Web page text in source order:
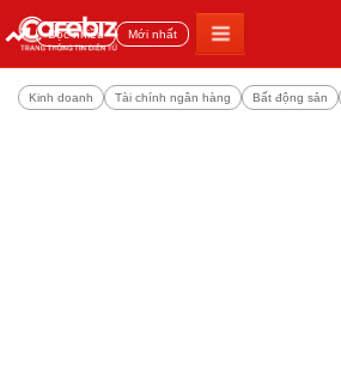
Đọc nhiều Mới nhất
Kinh doanh Tài chính ngân hàng Bất động sản